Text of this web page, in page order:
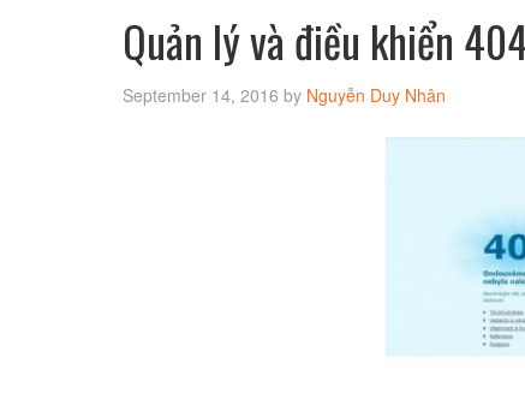
Quản lý và điều khiển
September 14, 2016 by Nguyễn Duy Nhân